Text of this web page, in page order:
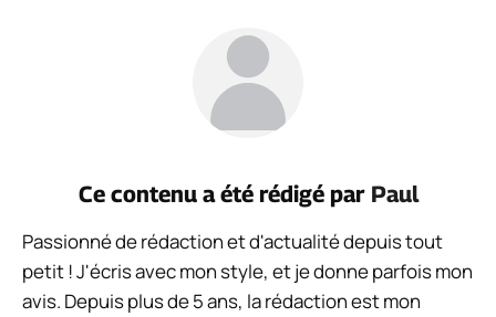
Ce contenu a été rédigé par Paul
Passionné de rédaction et d'actualité depuis tout
petit ! J'écris avec mon style, et je donne parfois mon
avis. Depuis plus de 5 ans, la rédaction est mon